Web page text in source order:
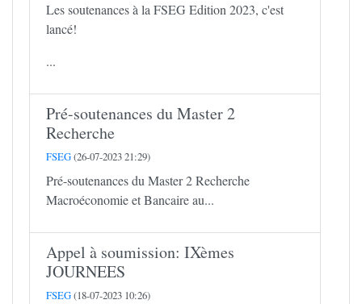
Les soutenances à la FSEG Edition 2023, c'est
lancé!
...
Pré-soutenances du Master 2
Recherche
FSEG(26-07-2023 21:29)
Pré-soutenances du Master 2 Recherche
Macroéconomie et Bancaire au...
Appel à soumission: IXèmes
JOURNEES
FSEG(18-07-2023 10:26)